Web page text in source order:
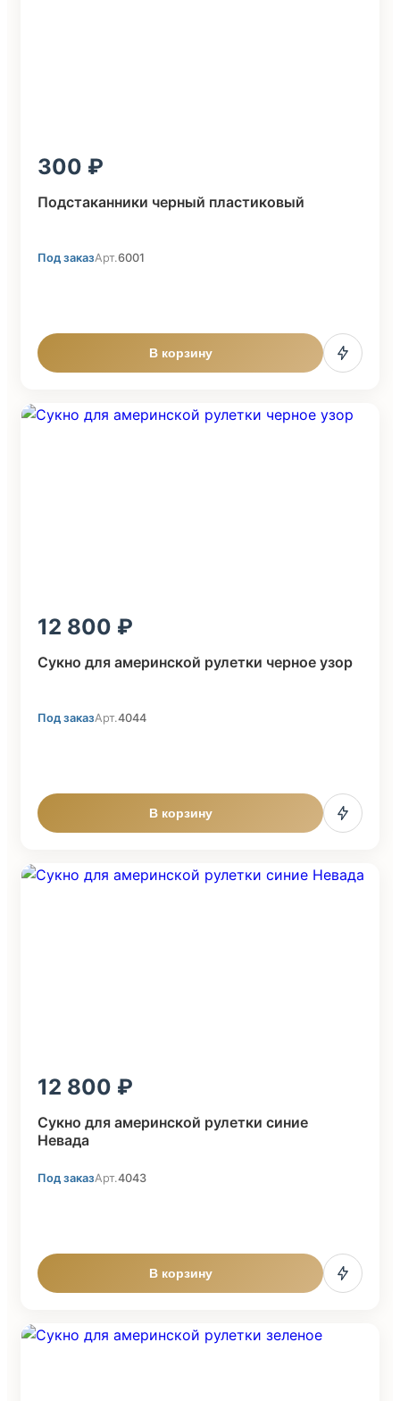
300
Подстаканники черный пластиковый
Под заказАрт.6001
В корзину
12 800
Сукно для америнской рулетки черное узор
Под заказАрт.4044
В корзину
12 800
Сукно для америнской рулетки синие
Невада
Под заказАрт.4043
В корзину